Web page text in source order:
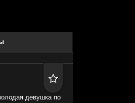

девушка по